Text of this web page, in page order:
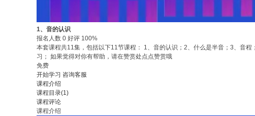
1、音的认识
报名人数 0 好评 100%
本套课程共11集，包括以下11节课程： 1、音的认识；2、什么是半音；3、音
习； 如果觉得对你有帮助，请在赞赏处点点赞赏哦
免费
开始学习 咨询客服
课程介绍
课程目录(1)
课程评论
课程介绍